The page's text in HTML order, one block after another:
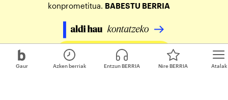
Gaur Atalak
Azken berriak Entzun BERRIA Nire BERRIA
konprometitua. BABESTU BERRIA
Egin zure ekarpena